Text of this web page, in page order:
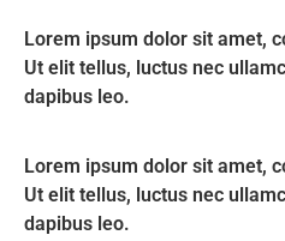
Lorem ipsum dolor sit amet,
Ut elit tellus, luctus nec
dapibus leo.
Lorem ipsum dolor sit amet,
Ut elit tellus, luctus nec
dapibus leo.